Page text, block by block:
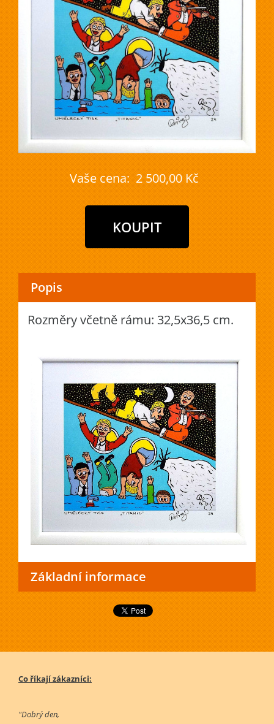
Vaše cena: 2 500,00 Kč
Popis
Rozměry včetně rámu: 32,5x36,5 cm.
Základní informace
Co říkají zákazníci:
"Dobrý den,